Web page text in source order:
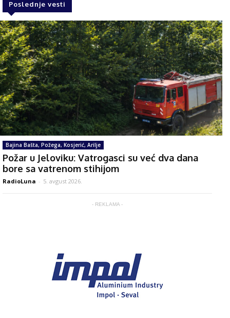
Poslednje vesti
Bajina Bašta, Požega, Kosjerić, Arilje
Požar u Jeloviku: Vatrogasci su već dva dana
bore sa vatrenom stihijom
RadioLuna - 5. avgust 2026.
- REKLAMA -